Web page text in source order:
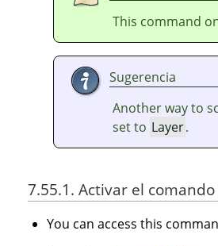
This command
Sugerencia
Another way to
set to Layer.
7.55.1. Activar el comando
You can access this